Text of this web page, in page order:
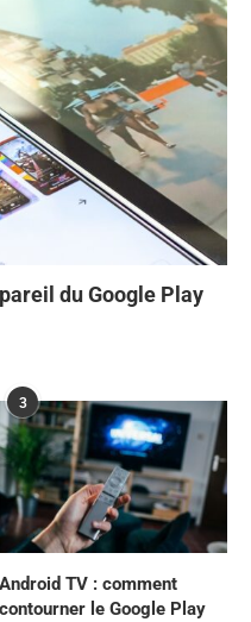
du Google Play
3
Android TV : comment
contourner le Google Play